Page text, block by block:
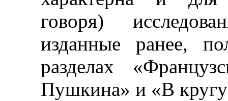
говоря)
изданные ранее,
разделах
Пушкина» и «В